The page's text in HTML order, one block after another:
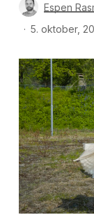
Espen
5. oktober,